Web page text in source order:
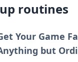
routines
Your Game
but